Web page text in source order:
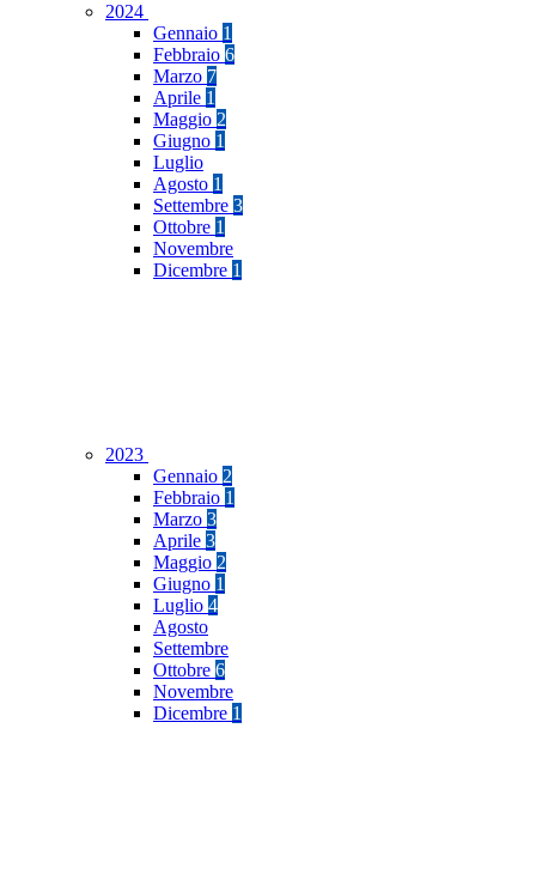
2024
Gennaio 1
Febbraio 6
Marzo 7
Aprile 1
Maggio 2
Giugno 1
Luglio
Agosto 1
Settembre 3
Ottobre 1
Novembre
Dicembre 1
2023
Gennaio 2
Febbraio 1
Marzo 3
Aprile 3
Maggio 2
Giugno 1
Luglio 4
Agosto
Settembre
Ottobre 6
Novembre
Dicembre 1